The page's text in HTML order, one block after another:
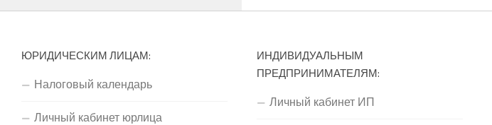
ЮРИДИЧЕСКИМ ЛИЦАМ:
Налоговый календарь
Личный кабинет юрлица
ИНДИВИДУАЛЬНЫМ
ПРЕДПРИНИМАТЕЛЯМ:
Личный кабинет ИП